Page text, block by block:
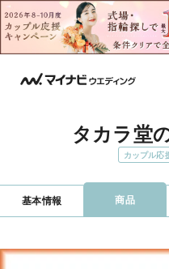
タカラ堂
カップル応
基本情報 商品